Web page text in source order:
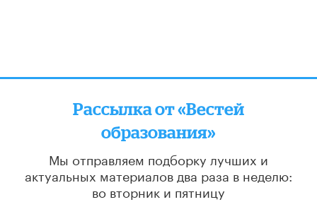
Рассылка от «Вестей
образования»
Мы отправляем подборку лучших и
актуальных материалов два раза в неделю:
во вторник и пятницу